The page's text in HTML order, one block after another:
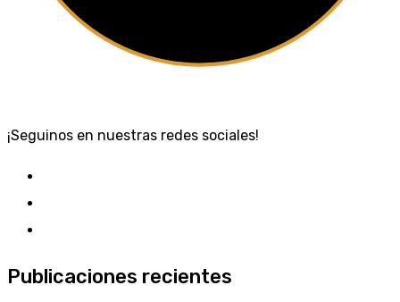
¡Seguinos en nuestras redes sociales!
Publicaciones recientes